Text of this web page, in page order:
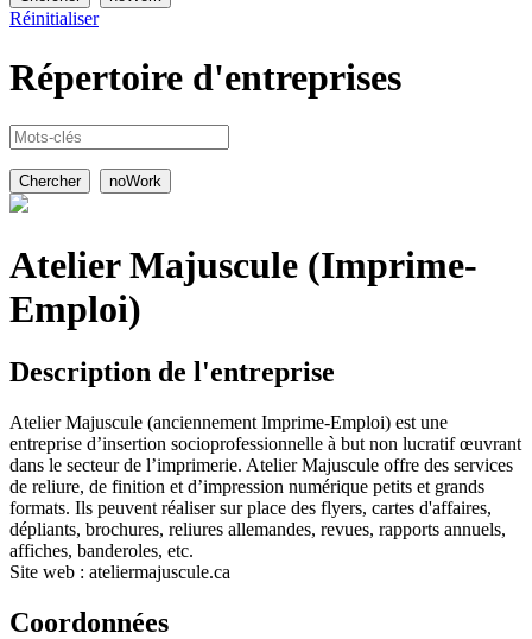
Réinitialiser
Répertoire d'entreprises
Atelier Majuscule (Imprime-
Emploi)
Description de l'entreprise
Atelier Majuscule (anciennement Imprime-Emploi) est une
entreprise d’insertion socioprofessionnelle à but non lucratif œuvrant
dans le secteur de l’imprimerie. Atelier Majuscule offre des services
de reliure, de finition et d’impression numérique petits et grands
formats. Ils peuvent réaliser sur place des flyers, cartes d'affaires,
dépliants, brochures, reliures allemandes, revues, rapports annuels,
affiches, banderoles, etc.
Site web : ateliermajuscule.ca
Coordonnées